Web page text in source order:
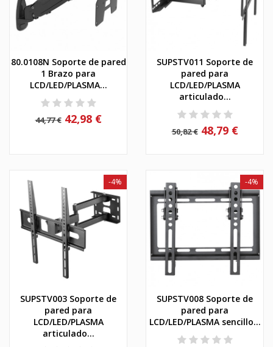
80.0108N Soporte de pared
1 Brazo para
LCD/LED/PLASMA...
44,77 € 42,98 €
SUPSTV011 Soporte de
pared para
LCD/LED/PLASMA
articulado...
50,82 € 48,79 €
SUPSTV003 Soporte de
pared para
LCD/LED/PLASMA
articulado...
-4%
SUPSTV008 Soporte de
pared para
LCD/LED/PLASMA sencillo...
-4%